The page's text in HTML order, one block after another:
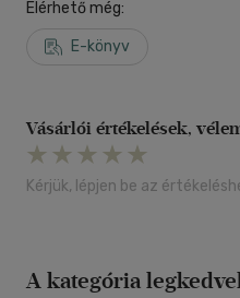
Elérhető még:
E-könyv
Vásárlói értékelések,
Kérjük, lépjen be az
A kategória